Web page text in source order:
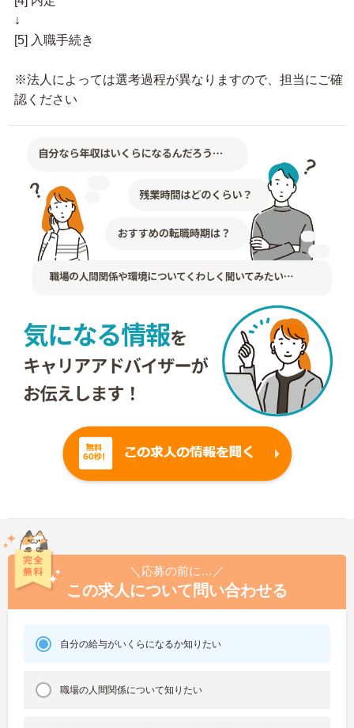
↓
[5] 入職手続き
※法人によっては選考過程が異なりますので、担当にご確
認ください
＼応募の前に…／
この求人について問い合わせる
自分の給与がいくらになるか知りたい
職場の人間関係について知りたい